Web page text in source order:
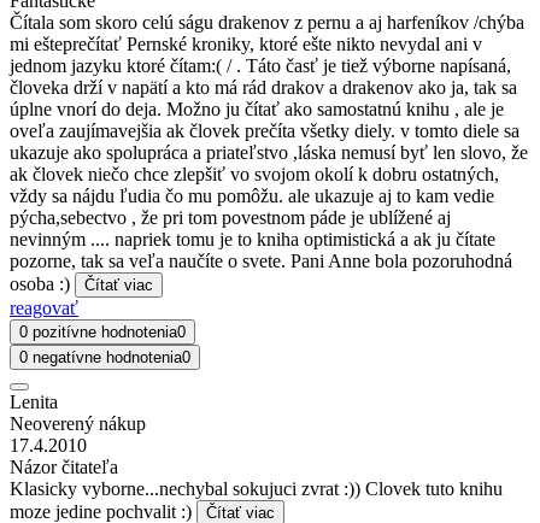
Čítala som skoro celú ságu drakenov z pernu a aj harfeníkov /chýba
mi ešteprečítať Pernské kroniky, ktoré ešte nikto nevydal ani v
jednom jazyku ktoré čítam:( / . Táto časť je tiež výborne napísaná,
človeka drží v napätí a kto má rád drakov a drakenov ako ja, tak sa
úplne vnorí do deja. Možno ju čítať ako samostatnú knihu , ale je
oveľa zaujímavejšia ak človek prečíta všetky diely. v tomto diele sa
ukazuje ako spolupráca a priateľstvo ,láska nemusí byť len slovo, že
ak človek niečo chce zlepšiť vo svojom okolí k dobru ostatných,
vždy sa nájdu ľudia čo mu pomôžu. ale ukazuje aj to kam vedie
pýcha,sebectvo , že pri tom povestnom páde je ublížené aj
nevinným .... napriek tomu je to kniha optimistická a ak ju čítate
pozorne, tak sa veľa naučíte o svete. Pani Anne bola pozoruhodná
osoba :)
Čítať viac
reagovať
0 pozitívne hodnotenia0
0 negatívne hodnotenia0
Lenita
Neoverený nákup
17.4.2010
Názor čitateľa
Klasicky vyborne...nechybal sokujuci zvrat :)) Clovek tuto knihu
moze jedine pochvalit :)
Čítať viac